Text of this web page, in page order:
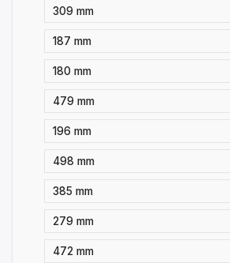
309 mm
187 mm
180 mm
479 mm
196 mm
498 mm
385 mm
279 mm
472 mm